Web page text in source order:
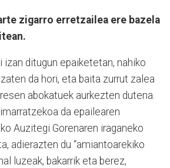
zigarro erretzailea ere bazela
izan ditugun epaiketetan, nahiko
da hori, eta baita zurrut zalea
abokatuek aurkezten dutena.
da epailearen
Auzitegi Gorenaren iraganeko
adierazten du “amiantoarekiko
luzeak, bakarrik eta berez,